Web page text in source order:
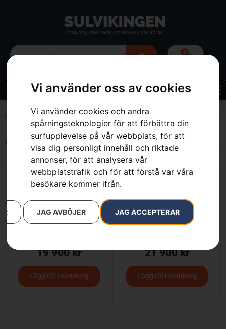
Vi använder oss av cookies
Vi använder cookies och andra
spårningsteknologier för att förbättra din
surfupplevelse på vår webbplats, för att
visa dig personligt innehåll och riktade
annonser, för att analysera vår
webbplatstrafik och för att förstå var våra
besökare kommer ifrån.
JAG ACCEPTERAR
JAG AVBÖJER
0
Hem 102 l
Visar alla 2 resultat
19 900kr
Lägg till i varukorg
21 900kr
Lägg till i varukorg